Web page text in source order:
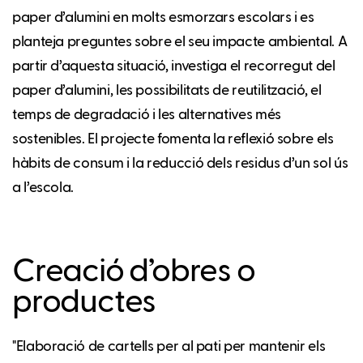
paper d’alumini en molts esmorzars escolars i es
planteja preguntes sobre el seu impacte ambiental. A
partir d’aquesta situació, investiga el recorregut del
paper d’alumini, les possibilitats de reutilització, el
temps de degradació i les alternatives més
sostenibles. El projecte fomenta la reflexió sobre els
hàbits de consum i la reducció dels residus d’un sol ús
a l’escola.
Creació d’obres o
productes
"Elaboració de cartells per al pati per mantenir els